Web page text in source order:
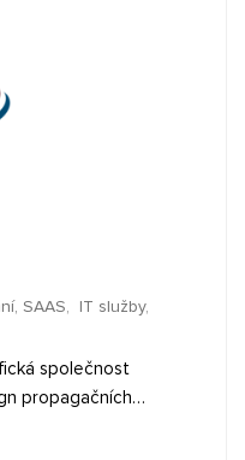
SAAS, IT služby,
propagačních
profesionální design